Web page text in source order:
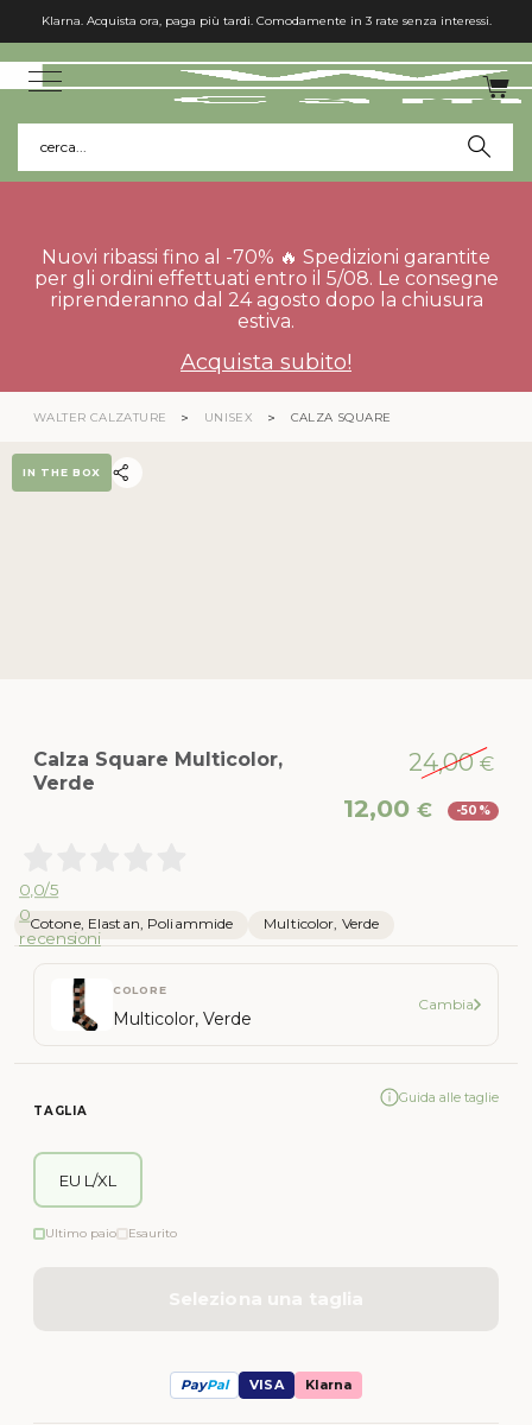
Klarna. Acquista ora, paga più tardi. Comodamente in 3 rate senza interessi.
cerca...
Nuovi ribassi fino al -70% 🔥 Spedizioni garantite
per gli ordini effettuati entro il 5/08. Le consegne
riprenderanno dal 24 agosto dopo la chiusura
estiva.
Acquista subito!
WALTER CALZATURE UNISEX CALZA SQUARE
IN THE BOX
Calza Square Multicolor,
Verde
24,00€
prezzo
12,00 € -50%
0,0/5
0
recensioni
Cotone, Elastan, Poliammide Multicolor, Verde
COLORE
Multicolor, Verde
Cambia
TAGLIA
Guida alle taglie
EU L/XL
Ultimo paio Esaurito
Seleziona una taglia
PayPal VISA Klarna